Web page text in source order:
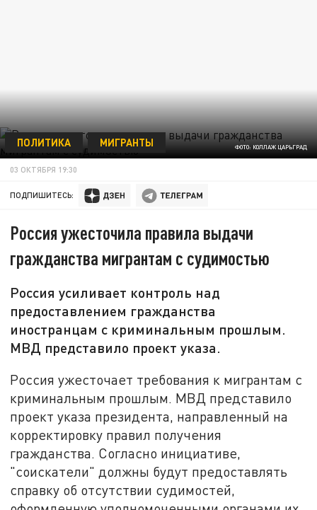
ФОТО: КОЛЛАЖ ЦАРЬГРАД
ПОЛИТИКА МИГРАНТЫ
03 ОКТЯБРЯ 19:30
ПОДПИШИТЕСЬ:
Россия ужесточила правила выдачи
гражданства мигрантам с судимостью
Россия усиливает контроль над
предоставлением гражданства
иностранцам с криминальным прошлым.
МВД представило проект указа.
Россия ужесточает требования к мигрантам с
криминальным прошлым. МВД представило
проект указа президента, направленный на
корректировку правил получения
гражданства. Согласно инициативе,
"соискатели" должны будут предоставлять
справку об отсутствии судимостей,